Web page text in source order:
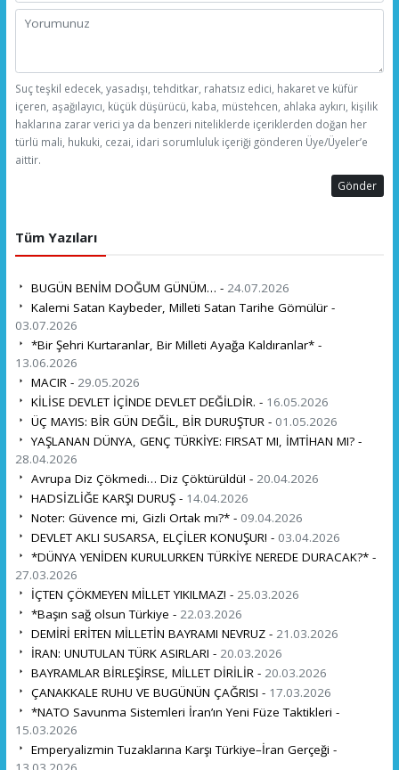
Suç teşkil edecek, yasadışı, tehditkar, rahatsız edici, hakaret ve küfür
içeren, aşağılayıcı, küçük düşürücü, kaba, müstehcen, ahlaka aykırı, kişilik
haklarına zarar verici ya da benzeri niteliklerde içeriklerden doğan her
türlü mali, hukuki, cezai, idari sorumluluk içeriği gönderen Üye/Üyeler’e
aittir.
Gönder
Tüm Yazıları
BUGÜN BENİM DOĞUM GÜNÜM… - 24.07.2026
Kalemi Satan Kaybeder, Milleti Satan Tarihe Gömülür -
03.07.2026
*Bir Şehri Kurtaranlar, Bir Milleti Ayağa Kaldıranlar* -
13.06.2026
MACIR - 29.05.2026
KİLİSE DEVLET İÇİNDE DEVLET DEĞİLDİR. - 16.05.2026
ÜÇ MAYIS: BİR GÜN DEĞİL, BİR DURUŞTUR - 01.05.2026
YAŞLANAN DÜNYA, GENÇ TÜRKİYE: FIRSAT MI, İMTİHAN MI? -
28.04.2026
Avrupa Diz Çökmedi… Diz Çöktürüldü! - 20.04.2026
HADSİZLİĞE KARŞI DURUŞ - 14.04.2026
Noter: Güvence mi, Gizli Ortak mı?* - 09.04.2026
DEVLET AKLI SUSARSA, ELÇİLER KONUŞUR! - 03.04.2026
*DÜNYA YENİDEN KURULURKEN TÜRKİYE NEREDE DURACAK?* -
27.03.2026
İÇTEN ÇÖKMEYEN MİLLET YIKILMAZ! - 25.03.2026
*Başın sağ olsun Türkiye - 22.03.2026
DEMİRİ ERİTEN MİLLETİN BAYRAMI NEVRUZ - 21.03.2026
İRAN: UNUTULAN TÜRK ASIRLARI - 20.03.2026
BAYRAMLAR BİRLEŞİRSE, MİLLET DİRİLİR - 20.03.2026
ÇANAKKALE RUHU VE BUGÜNÜN ÇAĞRISI - 17.03.2026
*NATO Savunma Sistemleri İran’ın Yeni Füze Taktikleri -
15.03.2026
Emperyalizmin Tuzaklarına Karşı Türkiye–İran Gerçeği -